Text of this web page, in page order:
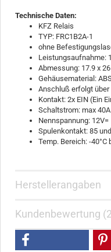
Technische Daten:
KFZ Relais
TYP: FRC1B2A-1
ohne
Leistungsaufnahme:
Abmessung: 17.9 x
Gehäusematerial:
Anschluß erfolgt
Kontakt: 2x EIN (Ein
Schaltstrom: max 40A
Nennspannung: 12V=
Spulenkontakt: 85
Temp. Bereich: -40°C
Herstellerangaben
Kundenbewertung